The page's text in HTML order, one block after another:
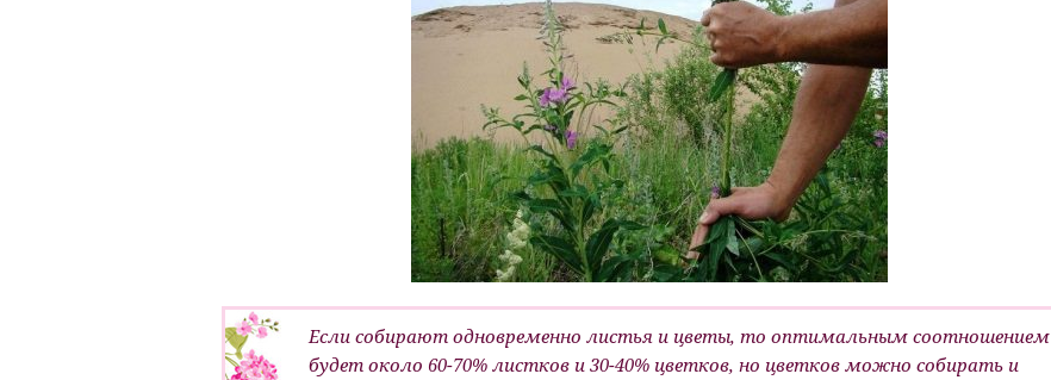
Если собирают одновременно листья и цветы, то оптимальным соотношением
будет около 60-70% листков и 30-40% цветков, но цветков можно собирать и